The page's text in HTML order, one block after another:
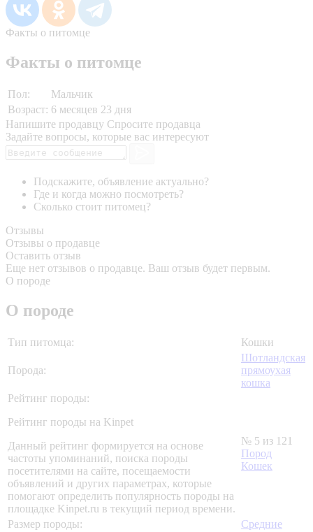
Факты о питомце
Факты о питомце
Пол:
Мальчик
Возраст: 6 месяцев 23 дня
Напишите продавцу Спросите продавца
Задайте вопросы, которые вас интересуют
Подскажите, объявление актуально?
Где и когда можно посмотреть?
Сколько стоит питомец?
Отзывы
Отзывы о продавце
Оставить отзыв
Еще нет отзывов о продавце. Ваш отзыв будет первым.
О породе
О породе
Тип питомца: Кошки
Порода:
Шотландская
прямоухая
кошка
Рейтинг породы:
Рейтинг породы на Kinpet
Данный рейтинг формируется на основе
частоты упоминаний, поиска породы
посетителями на сайте, посещаемости
объявлений и других параметрах, которые
помогают определить популярность породы на
площадке Kinpet.ru в текущий период времени.
№ 5 из 121
Пород
Кошек
Размер породы:
Средние